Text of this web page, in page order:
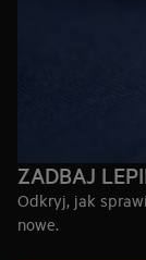
ZADBAJ
Odkryj, jak
nowe.